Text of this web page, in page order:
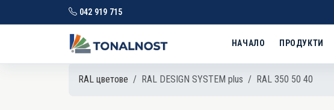
042 919 715
НАЧАЛО ПРОДУКТИ
RAL цветове RAL DESIGN SYSTEM plus RAL 350 50 40